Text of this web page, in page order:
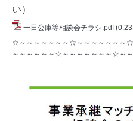
い）
一日公庫等相談会チラシ.pdf
☆～～～～～～～☆～～～～～～～
～～～～～～☆～～～～～～～☆～